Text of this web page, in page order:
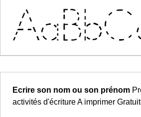
Ecrire son nom ou son prénom
activités d'écriture A imprimer